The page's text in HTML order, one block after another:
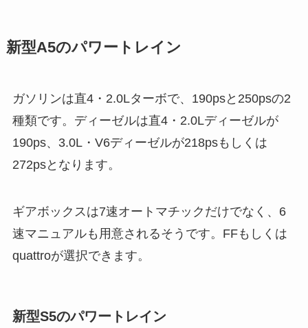
新型A5のパワートレイン
ガソリンは直4・2.0Lターボで、190psと250psの2
種類です。ディーゼルは直4・2.0Lディーゼルが
190ps、3.0L・V6ディーゼルが218psもしくは
272psとなります。
ギアボックスは7速オートマチックだけでなく、6
速マニュアルも用意されるそうです。FFもしくは
quattroが選択できます。
新型S5のパワートレイン